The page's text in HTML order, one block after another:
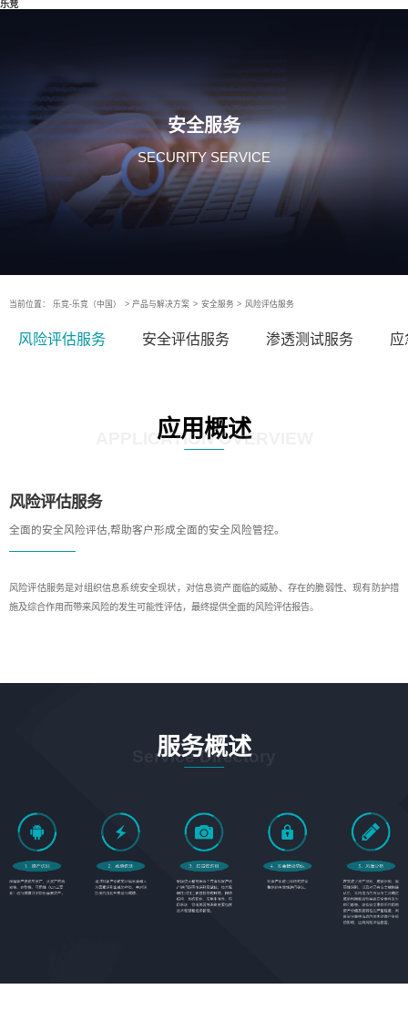
乐竞
安全服务
SECURITY SERVICE
当前位置： 乐竞-乐竞（中国） > 产品与解决方案 > 安全服务 > 风险评估服务
风险评估服务 安全评估服务 渗透测试服务 应
应用概述
APPLICATION OVERVIEW
风险评估服务
全面的安全风险评估,帮助客户形成全面的安全风险管控。
风险评估服务是对组织信息系统安全现状，对信息资产面临的威胁、存在的脆弱性、现有防护措
施及综合作用而带来风险的发生可能性评估，最终提供全面的风险评估报告。
服务概述
Service Directory